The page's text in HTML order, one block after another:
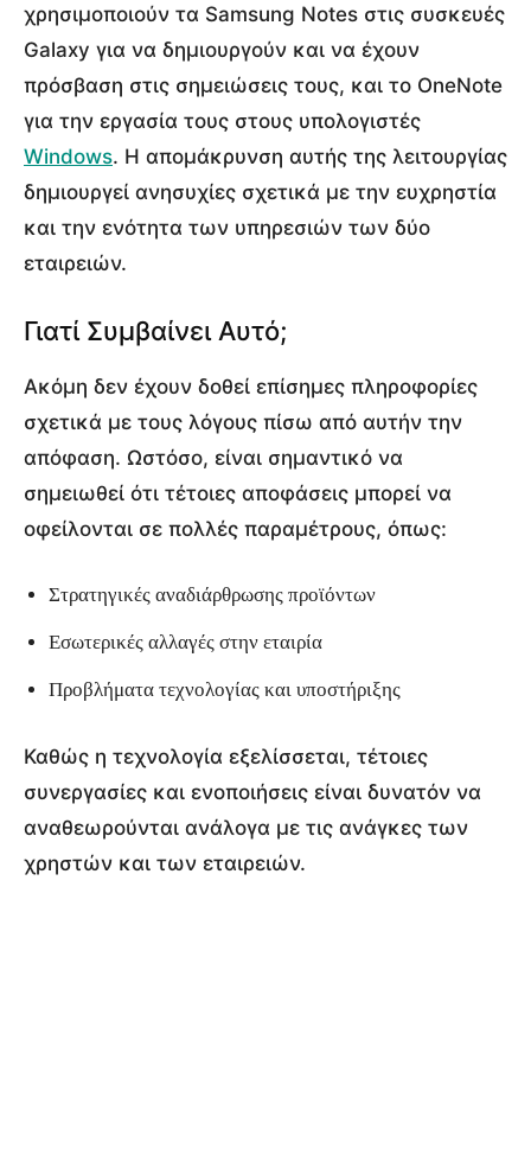
χρησιμοποιούν τα Samsung Notes στις συσκευές
Galaxy για να δημιουργούν και να έχουν
πρόσβαση στις σημειώσεις τους, και το OneNote
για την εργασία τους στους υπολογιστές
Windows. Η απομάκρυνση αυτής της λειτουργίας
δημιουργεί ανησυχίες σχετικά με την ευχρηστία
και την ενότητα των υπηρεσιών των δύο
εταιρειών.
Γιατί Συμβαίνει Αυτό;
Ακόμη δεν έχουν δοθεί επίσημες πληροφορίες
σχετικά με τους λόγους πίσω από αυτήν την
απόφαση. Ωστόσο, είναι σημαντικό να
σημειωθεί ότι τέτοιες αποφάσεις μπορεί να
οφείλονται σε πολλές παραμέτρους, όπως:
Στρατηγικές αναδιάρθρωσης προϊόντων
Εσωτερικές αλλαγές στην εταιρία
Προβλήματα τεχνολογίας και υποστήριξης
Καθώς η τεχνολογία εξελίσσεται, τέτοιες
συνεργασίες και ενοποιήσεις είναι δυνατόν να
αναθεωρούνται ανάλογα με τις ανάγκες των
χρηστών και των εταιρειών.